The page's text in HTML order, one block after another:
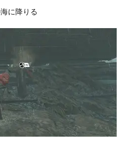
に降りる